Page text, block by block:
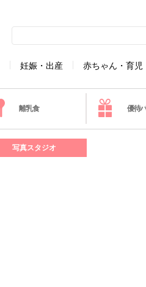
妊娠・出産 赤ちゃん・育児
離乳食 優待
写真スタジオ